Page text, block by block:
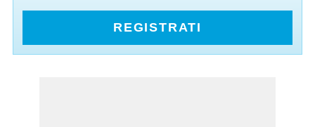
REGISTRATI